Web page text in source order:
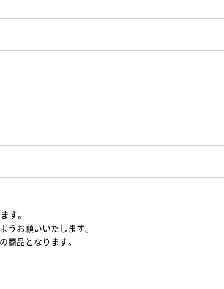
す。
お願いいたします。
品となります。